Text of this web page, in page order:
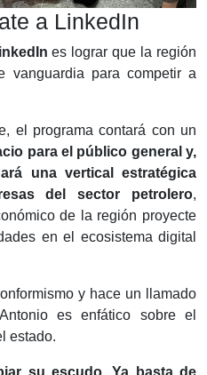
a LinkedIn
es lograr que la región
vanguardia para competir a
el programa contará con un
para el público general y,
una vertical estratégica
del sector petrolero,
de la región proyecte
en el ecosistema digital
y hace un llamado
es enfático sobre el
estado.